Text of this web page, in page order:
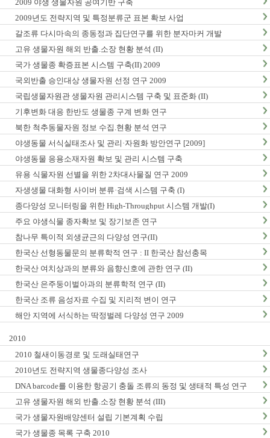
2009 야생 생물자원 공여기반 구축
2009년도 전략지역 및 특정분류군 표본 확보 사업
갈조류 다시마속의 종동정과 집단연구를 위한 분자마커 개발
고유 생물자원 해외 반출.소장 현황 분석 (II)
국가 생물종 확증표본 시스템 구축(II) 2009
국외반출 승인대상 생물자원 선정 연구 2009
국립생물자원관 생물자원 관리시스템 구축 및 표준화 (II)
기후변화 대응 한반도 생물종 구계 변화 연구
북한 척추동물자원 정보 수집.현황 분석 연구
야생동물 서식실태조사 및 관리·자원화 방안연구 [2009]
야생동물 응용소재자원 확보 및 관리 시스템 구축
유용 식물자원 선별을 위한 2차대사물질 연구 2009
자생생물 대화형 사이버 분류·검색 시스템 구축 (I)
종다양성 모니터링을 위한 High-Throughput 시스템 개발(I)
주요 야생식물 종자확보 및 장기보존 연구
참나무 특이적 외생균근의 다양성 연구(II)
한국산 선형동물문의 분류학적 연구 : II 한국산 참선충목
한국산 여치상과의 분류와 음향신호에 관한 연구 (II)
한국산 은주둥이벌아과의 분류학적 연구 (II)
한국산 조류 음성자료 수집 및 지리적 변이 연구
해안 지역에 서식하는 딱정벌레 다양성 연구 2009
2010
2010 철새이동경로 및 도래실태연구
2010년도 전략지역 생물종다양성 조사
DNA barcode를 이용한 항공기 충돌 조류의 동정 및 생태적 특성 연구
고유 생물자원 해외 반출.소장 현황 분석 (III)
국가 생물자원배양센터 설립 기본계획 수립
국가 생물종 목록 구축 2010